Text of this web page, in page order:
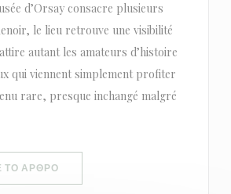
d’Orsay consacre plusieurs
le lieu retrouve une visibilité
autant les amateurs d’histoire
qui viennent simplement profiter
rare, presque inchangé malgré
ΤΟ ΆΡΘΡΟ